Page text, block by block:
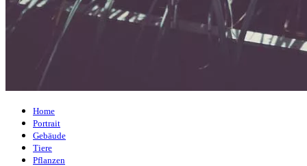
Home
Portrait
Gebäude
Tiere
Pflanzen